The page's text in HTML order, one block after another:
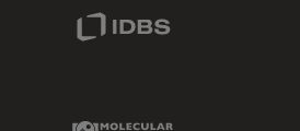
Molecular Devices Link